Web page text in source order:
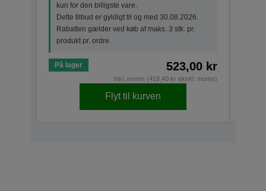
kun for den billigste vare.
Dette tilbud er gyldigt til og med 30.08.2026.
Rabatten gælder ved køb af maks. 3 stk. pr.
produkt pr. ordre.
På lager 523,00 kr
inkl. moms (418,40 kr ekskl. moms)
Flyt til kurven